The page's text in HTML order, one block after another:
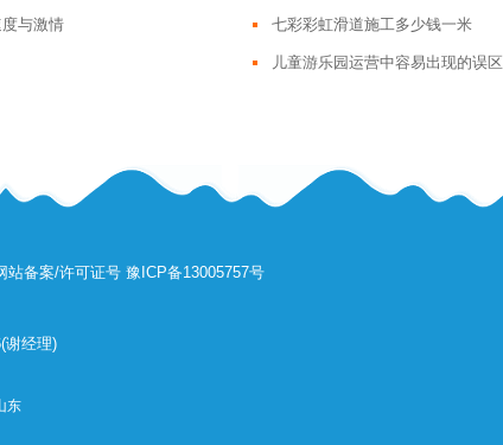
与激情 七彩彩虹滑道施工多少钱一米
儿童游乐园运营中容易出现的误区
站备案/许可证号 豫ICP备13005757号
谢经理)
东